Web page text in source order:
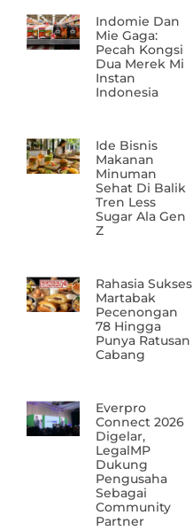
Indomie Dan
Mie Gaga:
Pecah Kongsi
Dua Merek Mi
Instan
Indonesia
Ide Bisnis
Makanan
Minuman
Sehat Di Balik
Tren Less
Sugar Ala Gen
Z
Rahasia Sukses
Martabak
Pecenongan
78 Hingga
Punya Ratusan
Cabang
Everpro
Connect 2026
Digelar,
LegalMP
Dukung
Pengusaha
Sebagai
Community
Partner